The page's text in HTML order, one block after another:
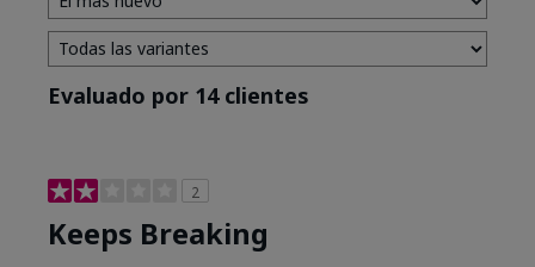
Evaluado por 14 clientes
2
Keeps Breaking